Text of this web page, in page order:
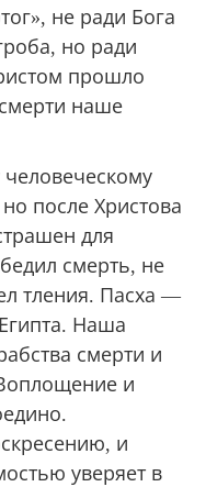
не ради Бога
но ради
прошло
наше
после Христова
для
смерть, не
тления. Пасха —
Наша
смерти и
и
и
уверяет в